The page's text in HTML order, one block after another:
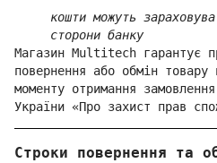
кошти можуть
сторони банку
Магазин Multitech гарантує
повернення або обмін
моменту отримання
України «Про захист прав
Строки повернення та